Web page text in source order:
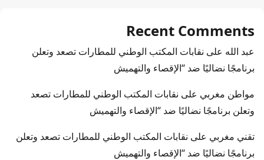
Recent Comments
عبد الله على نقابات المكتب الوطني للمطارات تصعد وتعلن
برنامجًا نضاليًا ضد “الإقصاء والتهميش
مواطن مغربي على نقابات المكتب الوطني للمطارات تصعد
وتعلن برنامجًا نضاليًا ضد “الإقصاء والتهميش
تقني مغربي على نقابات المكتب الوطني للمطارات تصعد وتعلن
برنامجًا نضاليًا ضد “الإقصاء والتهميش